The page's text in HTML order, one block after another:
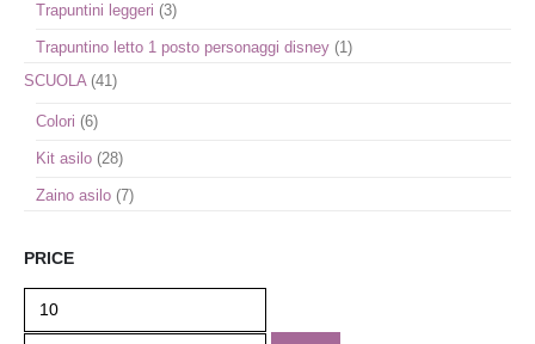
Trapuntini leggeri (3)
Trapuntino letto 1 posto personaggi disney (1)
SCUOLA (41)
Colori (6)
Kit asilo (28)
Zaino asilo (7)
PRICE